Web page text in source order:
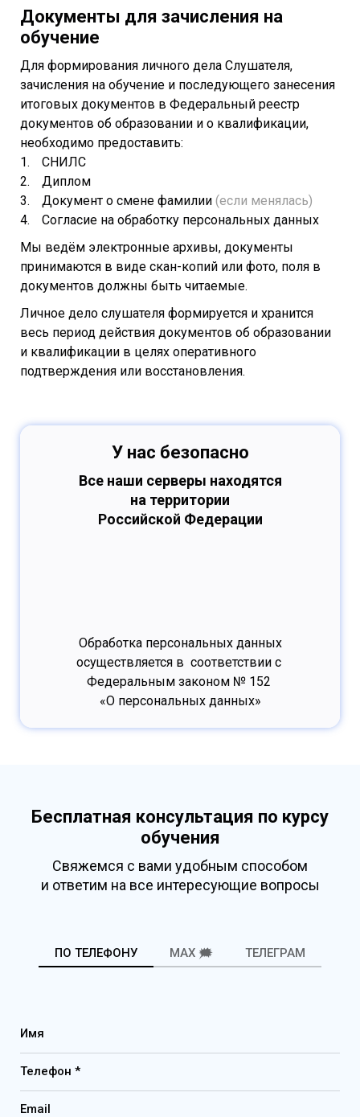
Документы для зачисления на
обучение
Для формирования личного дела Слушателя,
зачисления на обучение и последующего занесения
итоговых документов в Федеральный реестр
документов об образовании и о квалификации,
необходимо предоставить:
СНИЛС
Диплом
Документ о смене фамилии (если менялась)
Согласие на обработку персональных данных
Мы ведём электронные архивы, документы
принимаются в виде скан-копий или фото, поля в
документов должны быть читаемые.
Личное дело слушателя формируется и хранится
весь период действия документов об образовании
и квалификации в целях оперативного
подтверждения или восстановления.
У нас безопасно
Все наши серверы находятся
на территории
Российской Федерации
Обработка персональных данных
осуществляется в соответствии с
Федеральным законом № 152
«О персональных данных»
Бесплатная консультация по курсу
обучения
Свяжемся с вами удобным способом
и ответим на все интересующие вопросы
ПО ТЕЛЕФОНУ MAX 🗯️ ТЕЛЕГРАМ
Имя
Телефон *
Email